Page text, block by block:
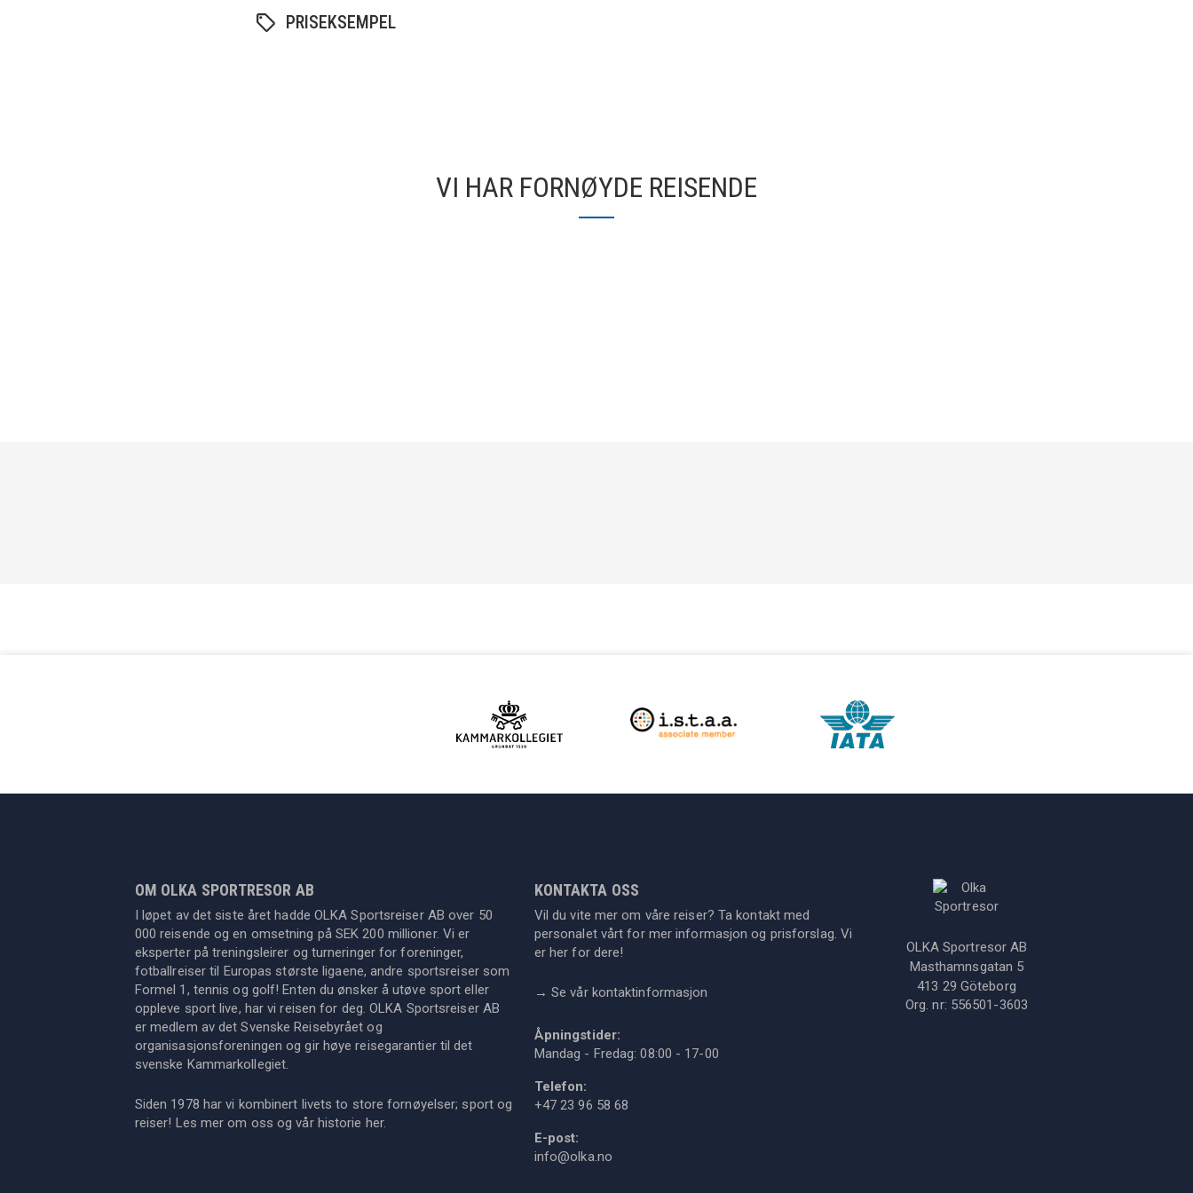
PRISEKSEMPEL
VI HAR FORNØYDE REISENDE
OM OLKA SPORTRESOR AB
I løpet av det siste året hadde OLKA Sportsreiser AB over 50
000 reisende og en omsetning på SEK 200 millioner. Vi er
eksperter på treningsleirer og turneringer for foreninger,
fotballreiser til Europas største ligaene, andre sportsreiser som
Formel 1, tennis og golf! Enten du ønsker å utøve sport eller
oppleve sport live, har vi reisen for deg. OLKA Sportsreiser AB
er medlem av det Svenske Reisebyrået og
organisasjonsforeningen og gir høye reisegarantier til det
svenske Kammarkollegiet.
Siden 1978 har vi kombinert livets to store fornøyelser; sport og
reiser! Les mer om oss og vår historie her.
KONTAKTA OSS
Vil du vite mer om våre reiser? Ta kontakt med
personalet vårt for mer informasjon og prisforslag. Vi
er her for dere!
→ Se vår kontaktinformasjon
Åpningstider:
Mandag - Fredag: 08:00 - 17-00
Telefon:
+47 23 96 58 68
E-post:
info@olka.no
OLKA Sportresor AB
Masthamnsgatan 5
413 29 Göteborg
Org. nr: 556501-3603